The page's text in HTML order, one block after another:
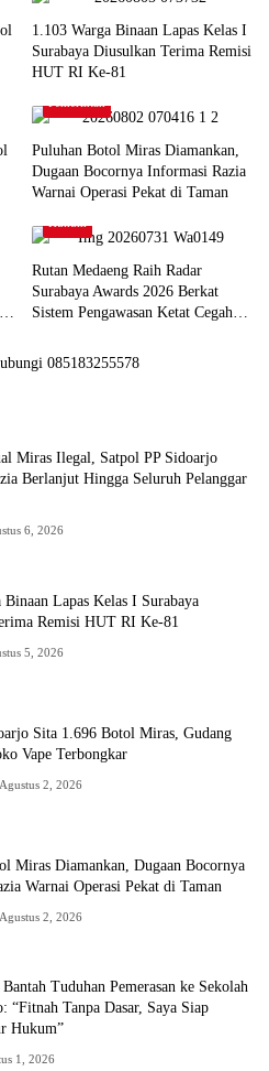
1.103 Warga Binaan Lapas Kelas I
Surabaya Diusulkan Terima Remisi
HUT RI Ke-81
Puluhan Botol Miras Diamankan,
Dugaan Bocornya Informasi Razia
Warnai Operasi Pekat di Taman
Rutan Medaeng Raih Radar
Surabaya Awards 2026 Berkat
Sistem Pengawasan Ketat Cegah
Miras Ilegal, Satpol PP Sidoarjo
Berlanjut Hingga Seluruh Pelanggar
6, 2026
Binaan Lapas Kelas I Surabaya
Remisi HUT RI Ke-81
5, 2026
Sita 1.696 Botol Miras, Gudang
Vape Terbongkar
Agustus 2, 2026
Miras Diamankan, Dugaan Bocornya
Warnai Operasi Pekat di Taman
Agustus 2, 2026
Tuduhan Pemerasan ke Sekolah
“Fitnah Tanpa Dasar, Saya Siap
Hukum”
1, 2026